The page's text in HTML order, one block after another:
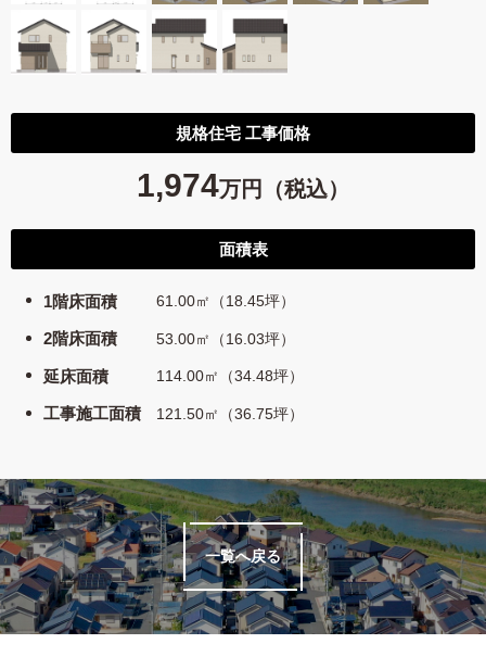
規格住宅 工事価格
1,974万円（税込）
面積表
1階床面積 61.00㎡（18.45坪）
2階床面積 53.00㎡（16.03坪）
延床面積 114.00㎡（34.48坪）
工事施工面積 121.50㎡（36.75坪）
一覧へ戻る